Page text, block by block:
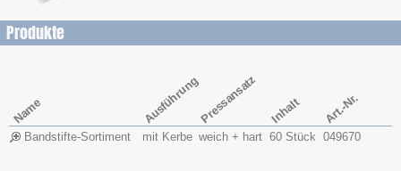
Produkte
Name AusführungPressansatz Inhalt Art.-Nr.
Bandstifte-Sortiment mit Kerbe weich + hart 60 Stück 049670